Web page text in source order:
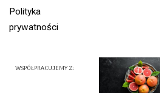
Polityka
prywatności
WSPÓŁPRACUJEMY Z: